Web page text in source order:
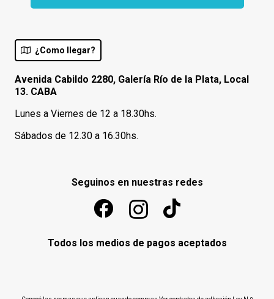
¿Como llegar?
Avenida Cabildo 2280, Galería Río de la Plata, Local
13. CABA
Lunes a Viernes de 12 a 18.30hs.
Sábados de 12.30 a 16.30hs.
Seguinos en nuestras redes
Todos los medios de pagos aceptados